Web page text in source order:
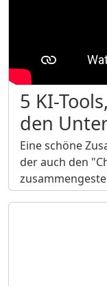
5 KI-
den
Eine schöne
der auch den